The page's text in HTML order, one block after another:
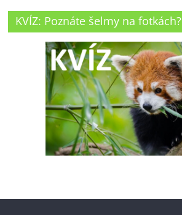
KVÍZ: Poznáte šelmy na fotkách?